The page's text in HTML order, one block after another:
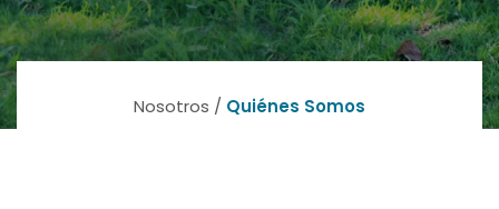
Nosotros / Quiénes Somos